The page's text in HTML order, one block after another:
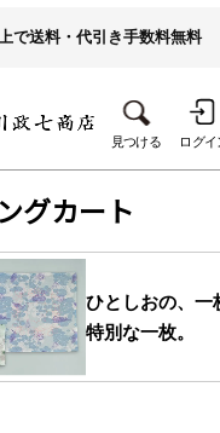
で送料・代引き手数料無料
見つける ログイ
グカート
ひとしおの、一
特別な一枚。